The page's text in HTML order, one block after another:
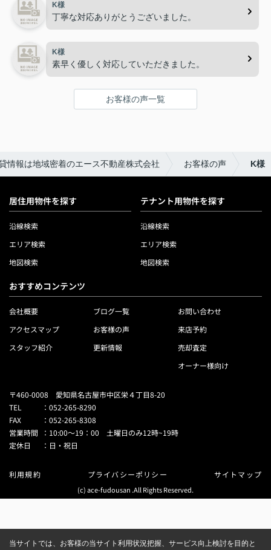
K様
丁寧な対応ありがとうございました。
K様
素早く優しく対応していただきました。
お客様の声一覧
情報は地域密着のエース不動産株式会社 お客様の声 K様
居住用物件を探す
沿線検索
エリア検索
地図検索
テナント用物件を探す
沿線検索
エリア検索
地図検索
おすすめコンテンツ
会社概要
アクセスマップ
スタッフ紹介
ブログ一覧
お客様の声
更新情報
お問い合わせ
来店予約
売却査定
オーナー様向け
〒460-0008 愛知県名古屋市中区栄４丁目8-20
TEL
： 052-265-8290
FAX
： 052-265-8308
営業時間
： 10:00～19：00 土曜日のみ12時~19時
定休日
： 日・祝日
利用規約 プライバシーポリシー サイトマップ
(c) ace-fudousan .All Rights Reserved.
当サイトでは、お客様の当サイト利用状況把握、サービス向上検討を目的と